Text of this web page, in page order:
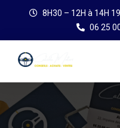
8H30 – 12H à 14H
06 25